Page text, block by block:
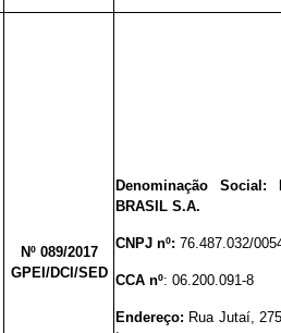
Nº 089/2017
GPEI/DCI/SED
Denominação Social:
BRASIL S.A.
CNPJ nº:76.487.032/
CCA nº: 06.200.091-8
Endereço: Rua Jutaí,